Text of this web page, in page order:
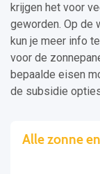
krijgen het voor
geworden. Op de
kun je meer info
voor de
bepaalde eisen
de subsidie
Alle zonne